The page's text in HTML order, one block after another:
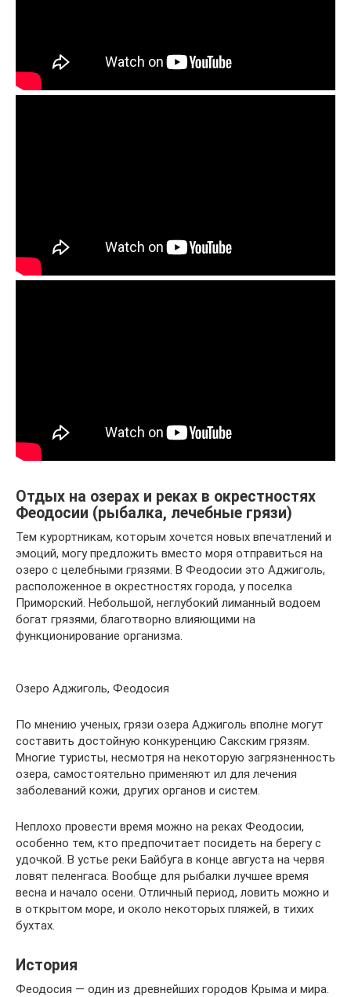
Отдых на озерах и реках в окрестностях
Феодосии (рыбалка, лечебные грязи)
Тем курортникам, которым хочется новых впечатлений и
эмоций, могу предложить вместо моря отправиться на
озеро с целебными грязями. В Феодосии это Аджиголь,
расположенное в окрестностях города, у поселка
Приморский. Небольшой, неглубокий лиманный водоем
богат грязями, благотворно влияющими на
функционирование организма.
Озеро Аджиголь, Феодосия
По мнению ученых, грязи озера Аджиголь вполне могут
составить достойную конкуренцию Сакским грязям.
Многие туристы, несмотря на некоторую загрязненность
озера, самостоятельно применяют ил для лечения
заболеваний кожи, других органов и систем.
Неплохо провести время можно на реках Феодосии,
особенно тем, кто предпочитает посидеть на берегу с
удочкой. В устье реки Байбуга в конце августа на червя
ловят пеленгаса. Вообще для рыбалки лучшее время
весна и начало осени. Отличный период, ловить можно и
в открытом море, и около некоторых пляжей, в тихих
бухтах.
История
Феодосия — один из древнейших городов Крыма и мира.